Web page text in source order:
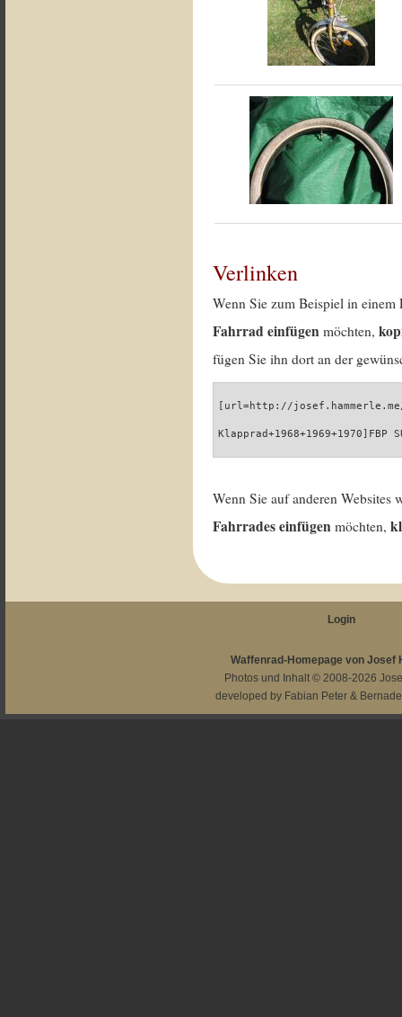
Verlinken
Wenn Sie zum Beispiel in
Fahrrad einfügen möchten,
fügen Sie ihn dort an der
[url=http://josef.hammerle.me/
Wenn Sie auf anderen
Fahrrades einfügen möchten,
Login
Waffenrad-Homepage von Josef
Photos und Inhalt © 2008-2026
developed by Fabian Peter &